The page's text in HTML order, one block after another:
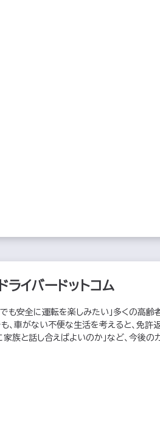
ライバードットコム
でも安全に運転を楽しみたい」多くの高
も、車がない不便な生活を考えると、免許
家族と話し合えばよいのか」など、今後の